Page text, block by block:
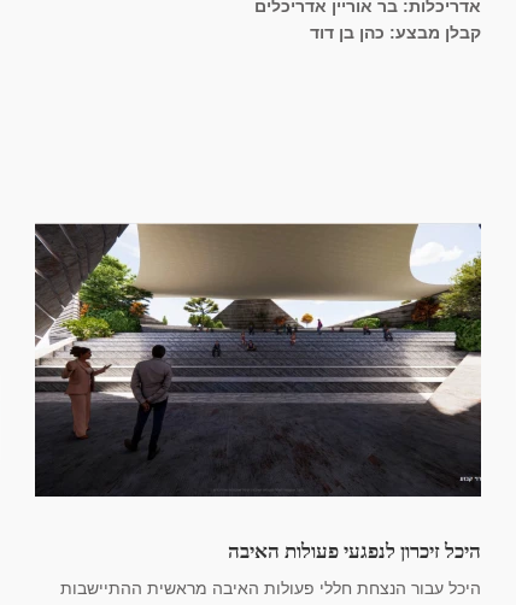
אדריכלות: בר אוריין אדריכלים
קבלן מבצע: כהן בן דוד
היכל זיכרון לנפגעי פעולות האיבה
היכל עבור הנצחת חללי פעולות האיבה מראשית ההתיישבות